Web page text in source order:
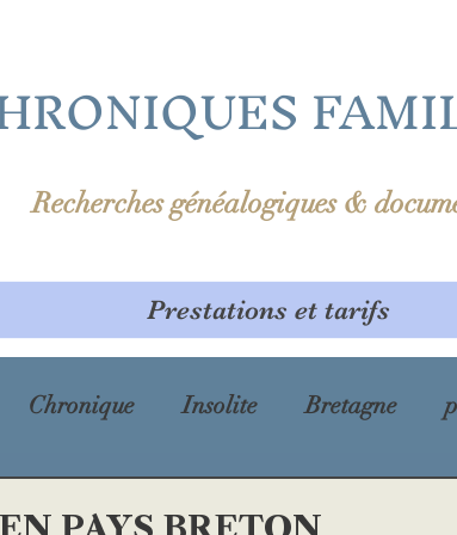
Recherches généalogiques &
Prestations et tarifs
Chronique Insolite Bretagne